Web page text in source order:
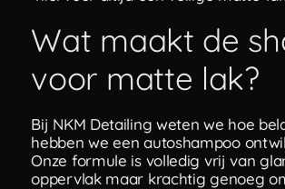
Wat maakt de
voor matte lak?
Bij NKM Detailing weten we hoe
hebben we een autoshampoo
Onze formule is volledig vrij van
oppervlak maar krachtig genoeg